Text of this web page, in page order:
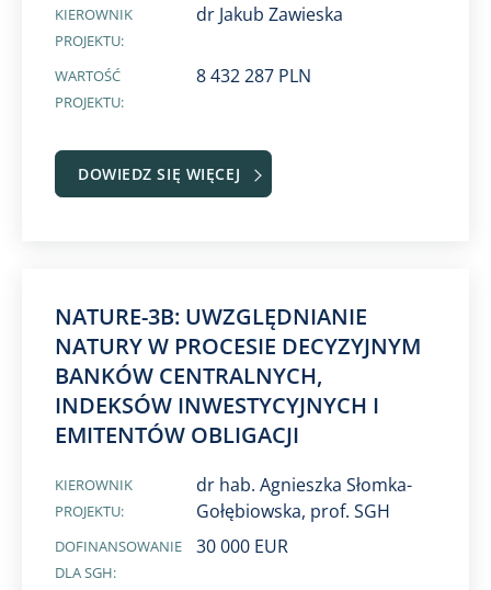
KIEROWNIK
PROJEKTU:
dr Jakub Zawieska
WARTOŚĆ
PROJEKTU:
8 432 287 PLN
DOWIEDZ SIĘ WIĘCEJ
NATURE-3B: UWZGLĘDNIANIE
NATURY W PROCESIE DECYZYJNYM
BANKÓW CENTRALNYCH,
INDEKSÓW INWESTYCYJNYCH I
EMITENTÓW OBLIGACJI
KIEROWNIK
PROJEKTU:
dr hab. Agnieszka Słomka-
Gołębiowska, prof. SGH
DOFINANSOWANIE
DLA SGH:
30 000 EUR